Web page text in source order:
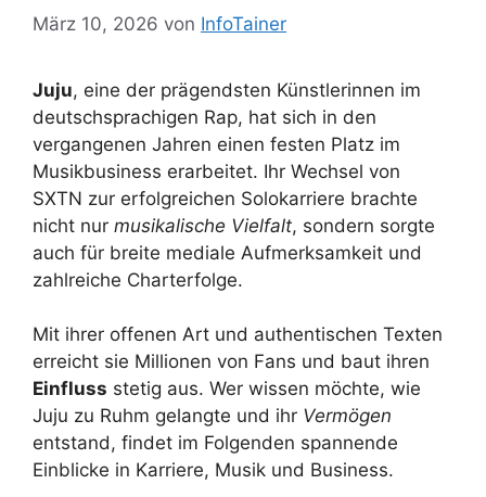
März 10, 2026 von InfoTainer
Juju, eine der prägendsten Künstlerinnen im
deutschsprachigen Rap, hat sich in den
vergangenen Jahren einen festen Platz im
Musikbusiness erarbeitet. Ihr Wechsel von
SXTN zur erfolgreichen Solokarriere brachte
nicht nur musikalische Vielfalt, sondern sorgte
auch für breite mediale Aufmerksamkeit und
zahlreiche Charterfolge.
Mit ihrer offenen Art und authentischen Texten
erreicht sie Millionen von Fans und baut ihren
Einfluss stetig aus. Wer wissen möchte, wie
Juju zu Ruhm gelangte und ihr Vermögen
entstand, findet im Folgenden spannende
Einblicke in Karriere, Musik und Business.